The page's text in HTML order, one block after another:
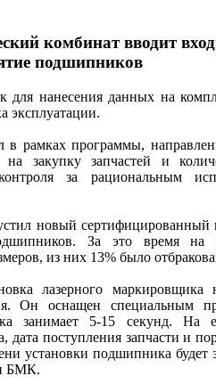
комбинат вводит
подшипников
для нанесения данных на
эксплуатации.
рамках программы,
закупку запчастей и
за рациональным
новый сертифицированный
За это время
из них 13% было
лазерного маркировщика
Он оснащен специальным
занимает 5-15 секунд. На
дата поступления запчасти и
установки подшипника будет
БМК.